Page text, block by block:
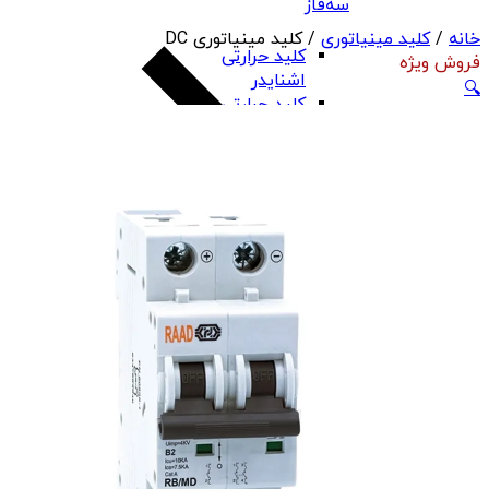
کلید حرارتی
اشنایدر
کلید حرارتی
بی‌متال هیوندای
بی‌متال چینت
بی‌متال PNS
رله صنعتی
سه‌فاز
کنترل فاز
تابلو، تقسیم و تجهیزات تابلو برق
خانه /کلید مینیاتوری / کلید مینیاتوری DC
فروش ویژه
🔍